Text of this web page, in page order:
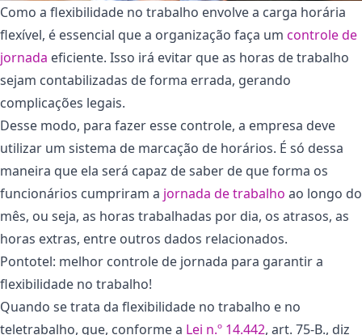
Como a flexibilidade no trabalho envolve a carga horária
flexível, é essencial que a organização faça um controle de
jornada eficiente. Isso irá evitar que as horas de trabalho
sejam contabilizadas de forma errada, gerando
complicações legais.
Desse modo, para fazer esse controle, a empresa deve
utilizar um sistema de marcação de horários. É só dessa
maneira que ela será capaz de saber de que forma os
funcionários cumpriram a jornada de trabalho ao longo do
mês, ou seja, as horas trabalhadas por dia, os atrasos, as
horas extras, entre outros dados relacionados.
Pontotel: melhor controle de jornada para garantir a
flexibilidade no trabalho!
Quando se trata da flexibilidade no trabalho e no
teletrabalho, que, conforme a Lei n.º 14.442, art. 75-B., diz